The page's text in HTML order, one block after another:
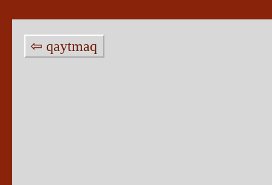
⇦ qaytmaq